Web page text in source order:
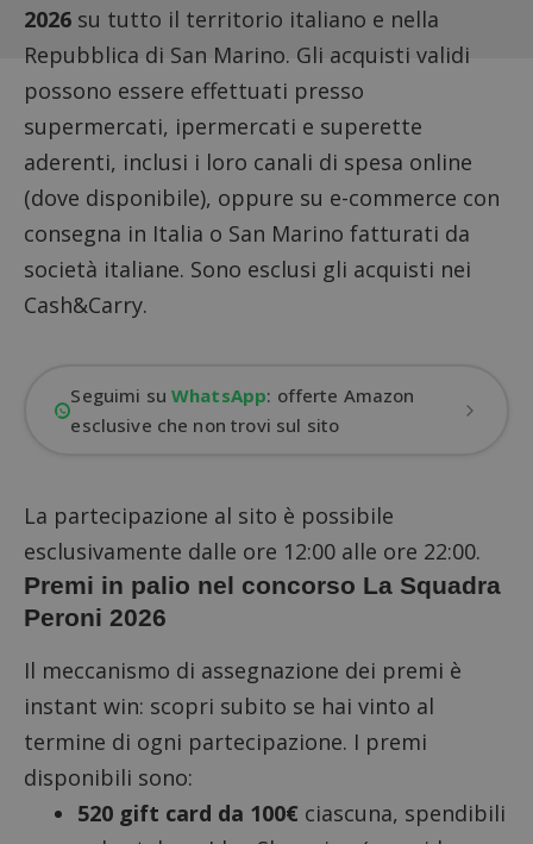
2026 su tutto il territorio italiano e nella
Repubblica di San Marino. Gli acquisti validi
possono essere effettuati presso
supermercati, ipermercati e superette
aderenti, inclusi i loro canali di spesa online
(dove disponibile), oppure su e-commerce con
consegna in Italia o San Marino fatturati da
società italiane. Sono esclusi gli acquisti nei
Cash&Carry.
Seguimi suWhatsApp: offerte Amazon
esclusive che non trovi sul sito
La partecipazione al sito è possibile
esclusivamente dalle ore 12:00 alle ore 22:00.
Premi in palio nel concorso La Squadra
Peroni 2026
Il meccanismo di assegnazione dei premi è
instant win: scopri subito se hai vinto al
termine di ogni partecipazione. I premi
disponibili sono:
520 gift card da 100€ ciascuna, spendibili